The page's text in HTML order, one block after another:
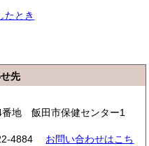
たとき
先
地 飯田市保健センター1
4884 お問い合わせはこち